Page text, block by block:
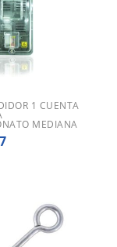
1 CUENTA
MEDIANA